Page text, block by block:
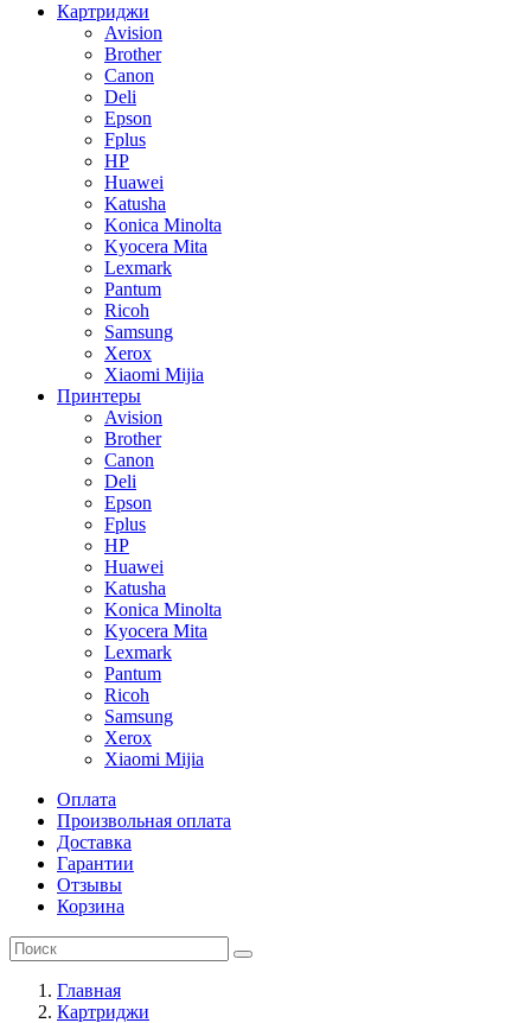
Картриджи
Avision
Brother
Canon
Deli
Epson
Fplus
HP
Huawei
Katusha
Konica Minolta
Kyocera Mita
Lexmark
Pantum
Ricoh
Samsung
Xerox
Xiaomi Mijia
Принтеры
Avision
Brother
Canon
Deli
Epson
Fplus
HP
Huawei
Katusha
Konica Minolta
Kyocera Mita
Lexmark
Pantum
Ricoh
Samsung
Xerox
Xiaomi Mijia
Оплата
Произвольная оплата
Доставка
Гарантии
Отзывы
Корзина
Главная
Картриджи